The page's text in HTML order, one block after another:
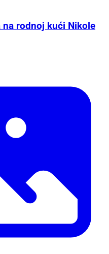
na rodnoj kući Nikole